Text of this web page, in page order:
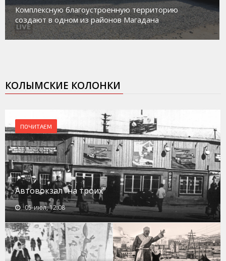
Комплексную благоустроенную территорию
создают в одном из районов Магадана
КОЛЫМСКИЕ КОЛОНКИ
ПОЧИТАЕМ
Автовокзал "на троих"
05-июл, 12:08